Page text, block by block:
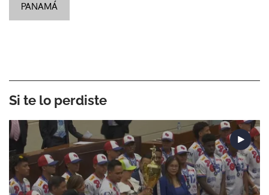
PANAMÁ
Si te lo perdiste